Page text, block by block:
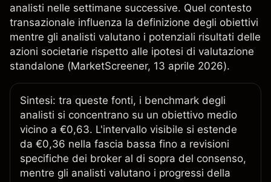
analisti nelle settimane successive. Quel contesto
transazionale influenza la definizione degli obiettivi
mentre gli analisti valutano i potenziali risultati delle
azioni societarie rispetto alle ipotesi di valutazione
standalone (MarketScreener, 13 aprile 2026).
Sintesi: tra queste fonti, i benchmark degli
analisti si concentrano su un obiettivo medio
vicino a €0,63. L'intervallo visibile si estende
da €0,36 nella fascia bassa fino a revisioni
specifiche dei broker al di sopra del consenso,
mentre gli analisti valutano i progressi della